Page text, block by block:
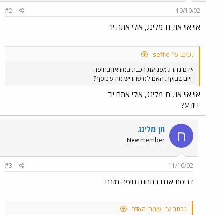
10/10/02
#2
אוי אוי אוי, חן מלינג, אולי אתה יוד
נכתב ע"י seffic:
אדם נהרג מפגיעת רכבת במוזיאון בחיפה
היום בבוקר. האם למישהו יש מידע נוסף?
אוי אוי אוי, חן מלינג, אולי אתה יוד
+יודע?
ח חן מלינג
New member
11/10/02
#3
דריסת אדם בתחנת חיפה מזרח
נכתב ע"י עומרי האוזר: